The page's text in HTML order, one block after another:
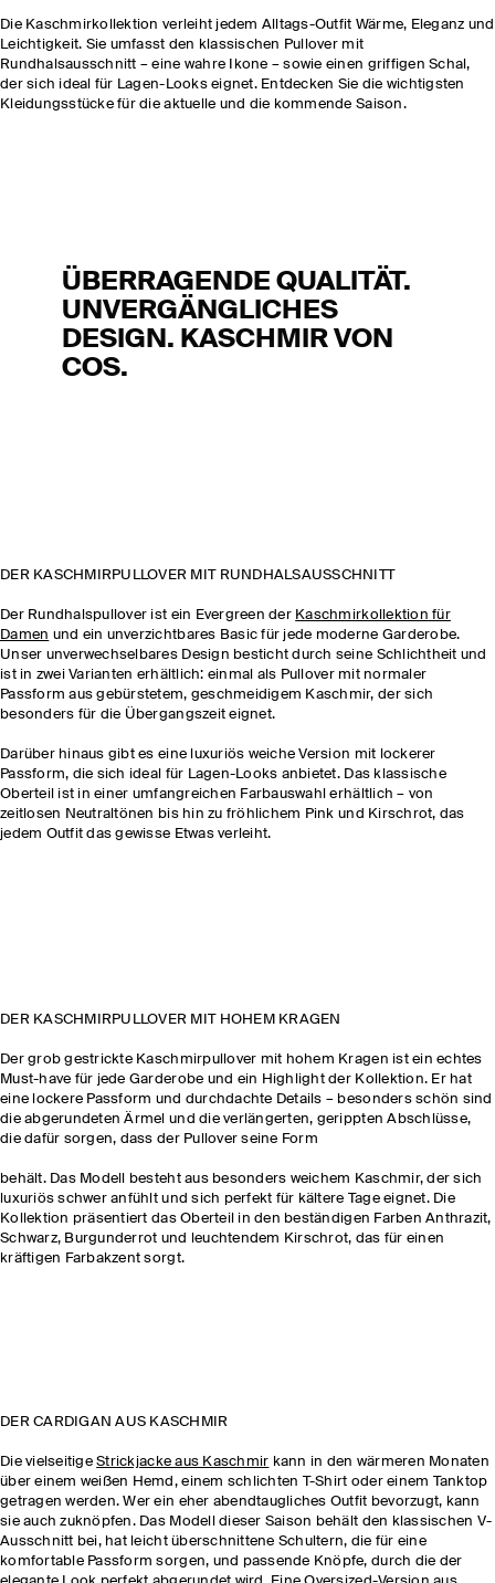
Die Kaschmirkollektion verleiht jedem Alltags-Outfit Wärme, Eleganz und
Leichtigkeit. Sie umfasst den klassischen Pullover mit
Rundhalsausschnitt – eine wahre Ikone – sowie einen griffigen Schal,
der sich ideal für Lagen-Looks eignet. Entdecken Sie die wichtigsten
Kleidungsstücke für die aktuelle und die kommende Saison.
ÜBERRAGENDE QUALITÄT.
UNVERGÄNGLICHES
DESIGN. KASCHMIR VON
COS.
DER KASCHMIRPULLOVER MIT RUNDHALSAUSSCHNITT
Der Rundhalspullover ist ein Evergreen der Kaschmirkollektion für
Damen und ein unverzichtbares Basic für jede moderne Garderobe.
Unser unverwechselbares Design besticht durch seine Schlichtheit und
ist in zwei Varianten erhältlich: einmal als Pullover mit normaler
Passform aus gebürstetem, geschmeidigem Kaschmir, der sich
besonders für die Übergangszeit eignet.
Darüber hinaus gibt es eine luxuriös weiche Version mit lockerer
Passform, die sich ideal für Lagen-Looks anbietet. Das klassische
Oberteil ist in einer umfangreichen Farbauswahl erhältlich – von
zeitlosen Neutraltönen bis hin zu fröhlichem Pink und Kirschrot, das
jedem Outfit das gewisse Etwas verleiht.
DER KASCHMIRPULLOVER MIT HOHEM KRAGEN
Der grob gestrickte Kaschmirpullover mit hohem Kragen ist ein echtes
Must-have für jede Garderobe und ein Highlight der Kollektion. Er hat
eine lockere Passform und durchdachte Details – besonders schön sind
die abgerundeten Ärmel und die verlängerten, gerippten Abschlüsse,
die dafür sorgen, dass der Pullover seine Form
behält. Das Modell besteht aus besonders weichem Kaschmir, der sich
luxuriös schwer anfühlt und sich perfekt für kältere Tage eignet. Die
Kollektion präsentiert das Oberteil in den beständigen Farben Anthrazit,
Schwarz, Burgunderrot und leuchtendem Kirschrot, das für einen
kräftigen Farbakzent sorgt.
DER CARDIGAN AUS KASCHMIR
Die vielseitigeStrickjacke aus Kaschmir kann in den wärmeren Monaten
über einem weißen Hemd, einem schlichten T-Shirt oder einem Tanktop
getragen werden. Wer ein eher abendtaugliches Outfit bevorzugt, kann
sie auch zuknöpfen. Das Modell dieser Saison behält den klassischen V-
Ausschnitt bei, hat leicht überschnittene Schultern, die für eine
komfortable Passform sorgen, und passende Knöpfe, durch die der